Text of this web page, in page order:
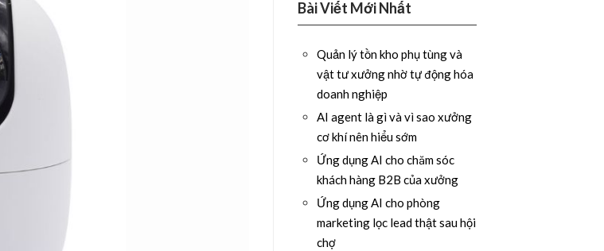
Bài Viết Mới Nhất
Quản lý tồn kho phụ tùng và
vật tư xưởng nhờ tự động hóa
doanh nghiệp
AI agent là gì và vì sao xưởng
cơ khí nên hiểu sớm
Ứng dụng AI cho chăm sóc
khách hàng B2B của xưởng
Ứng dụng AI cho phòng
marketing lọc lead thật sau hội
chợ